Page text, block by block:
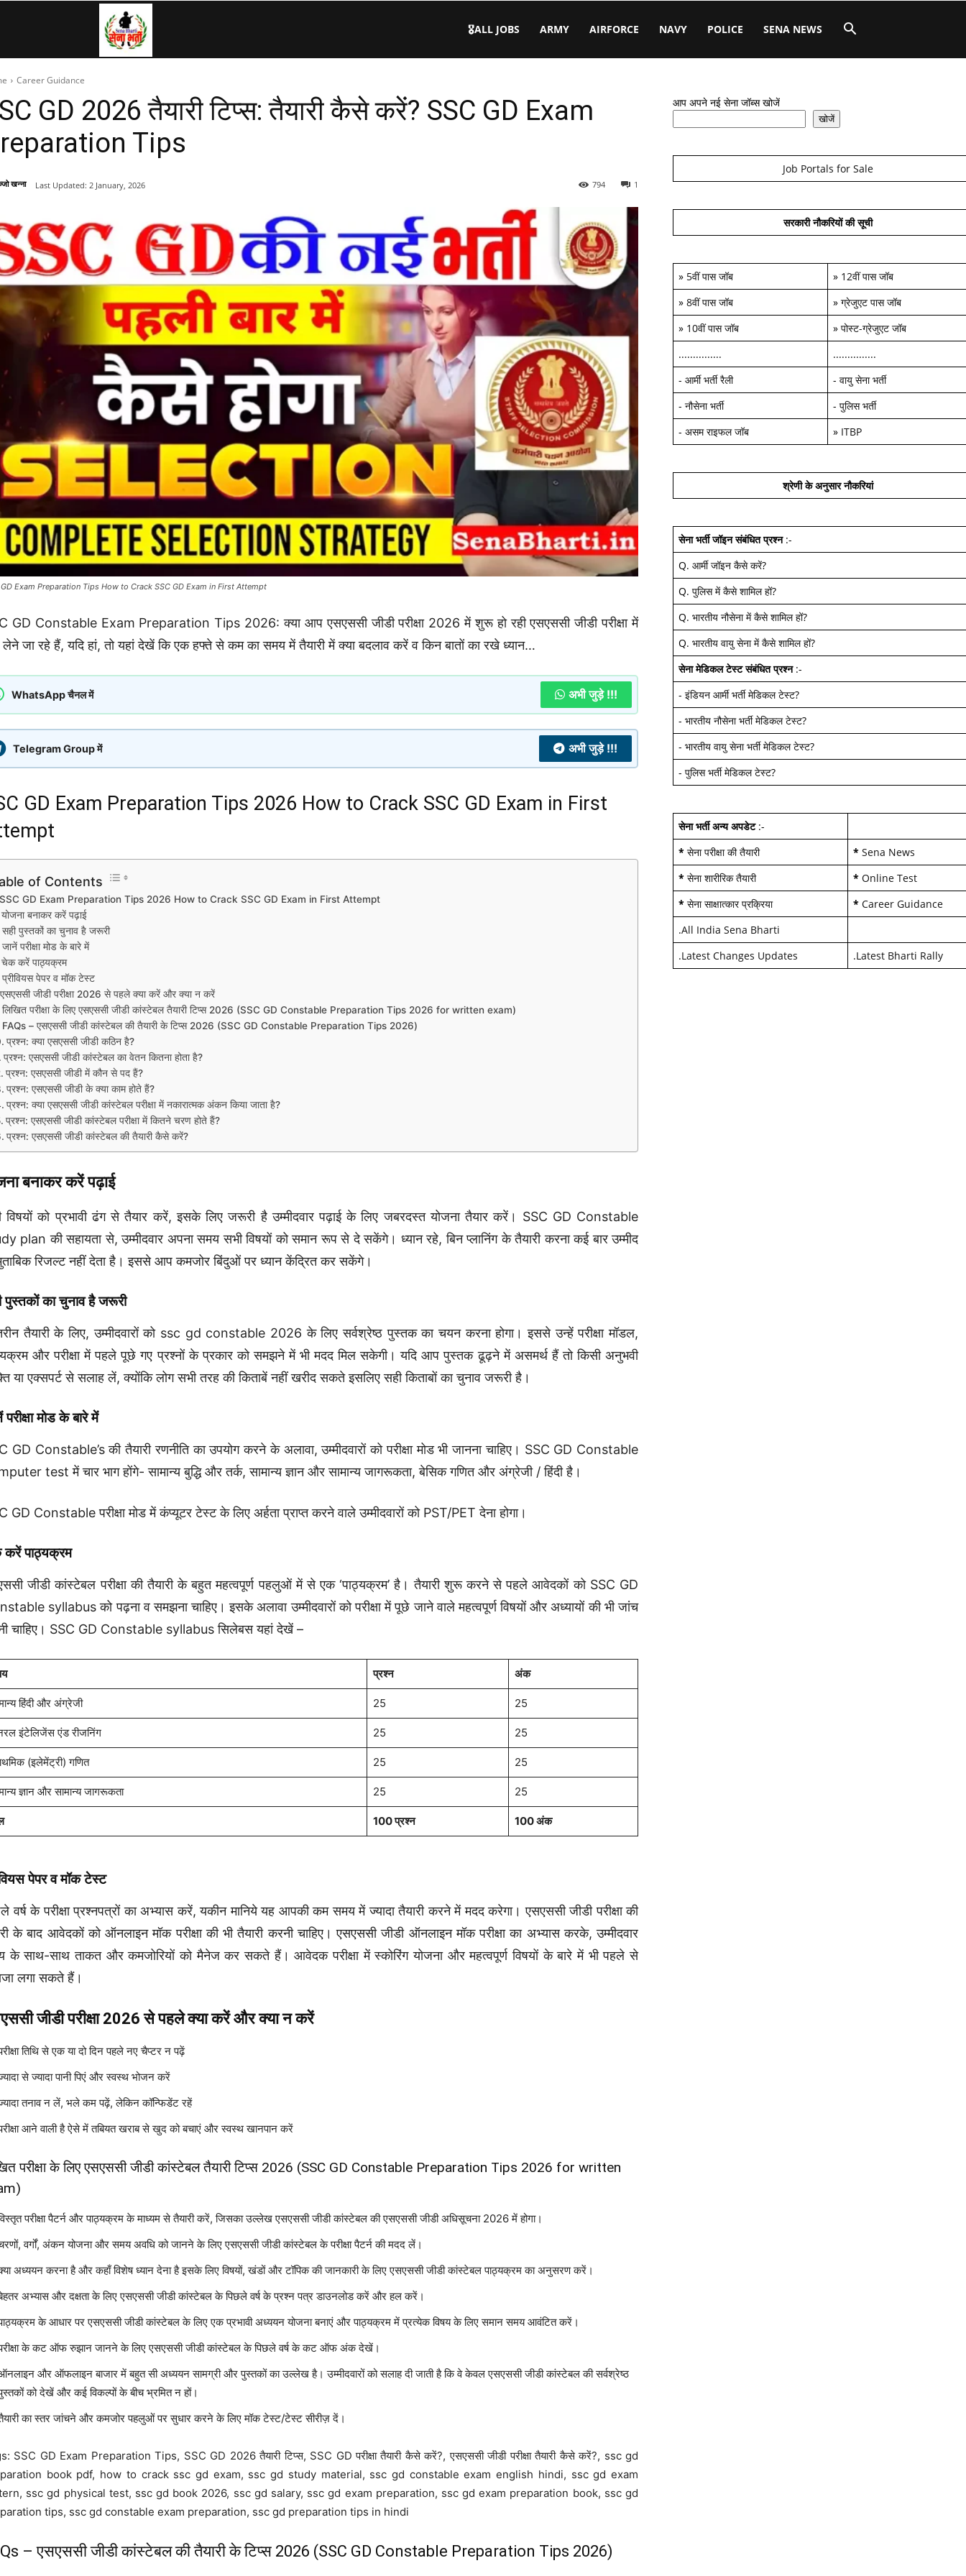
Army,
Airforce,
Police….
🎖️ALL JOBS ARMY AIRFORCE NAVY POLICE SENA NEWS
Career Guidance
GD 2026 तैयारी टिप्स: तैयारी कैसे करें? SSC GD Exam
Tips
खन्ना 1
794
Last Updated: 2 January, 2026
GD Exam Preparation Tips How to Crack SSC GD Exam in First Attempt
GD Constable Exam Preparation Tips 2026: क्या आप एसएससी जीडी परीक्षा 2026 में शुरू हो रही एसएससी जीडी परीक्षा में
लेने जा रहे हैं, यदि हां, तो यहां देखें कि एक हफ्ते से कम का समय में तै​यारी में क्या बदलाव करें व किन बातों का रखे ध्यान…
WhatsApp चैनल में अभी जुड़े !!!
Telegram Group में अभी जुड़े !!!
GD Exam Preparation Tips 2026 How to Crack SSC GD Exam in First
of Contents
GD Exam Preparation Tips 2026 How to Crack SSC GD Exam in First Attempt
योजना बनाकर करें पढ़ाई
सही पुस्तकों का चुनाव है जरूरी
जानें परीक्षा मोड के बारे में
चेक करें पाठ्यक्रम
प्रीवियस पेपर व मॉक टेस्ट
एसएससी जीडी परीक्षा 2026 से पहले क्या करें और क्या न करें
लिखित परीक्षा के लिए एसएससी जीडी कांस्टेबल तैयारी टिप्स 2026 (SSC GD Constable Preparation Tips 2026 for written exam)
FAQs – एसएससी जीडी कांस्टेबल की तैयारी के टिप्स 2026 (SSC GD Constable Preparation Tips 2026)
प्रश्न: क्या एसएससी जीडी कठिन है?
प्रश्न: एसएससी जीडी कांस्टेबल का वेतन कितना होता है?
प्रश्न: एसएससी जीडी में कौन से पद हैं?
प्रश्न: एसएससी जीडी के क्या काम होते हैं?
प्रश्न: क्या एसएससी जीडी कांस्टेबल परीक्षा में नकारात्मक अंकन किया जाता है?
प्रश्न: एसएससी जीडी कांस्टेबल परीक्षा में कितने चरण होते हैं?
प्रश्न: एसएससी जीडी कांस्टेबल की तैयारी कैसे करें?
बनाकर करें पढ़ाई
विषयों को प्रभावी ढंग से तैयार करें, इसके लिए जरूरी है उम्मीदवार पढ़ाई के लिए जबरदस्त योजना तैयार करें। SSC GD Constable
plan की सहायता से, उम्मीदवार अपना समय सभी विषयों को समान रूप से दे सकेंगे। ध्यान रहे, बिन प्लानिंग के तैयारी करना कई बार उम्मीद
रिजल्ट नहीं देता है। इससे आप कमजोर बिंदुओं पर ध्यान केंद्रित कर सकेंगे।
पुस्तकों का चुनाव है जरूरी
तैयारी के लिए, उम्मीदवारों को ssc gd constable 2026 के लिए सर्वश्रेष्ठ पुस्तक का चयन करना होगा। इससे उन्हें परीक्षा मॉडल,
और परीक्षा में पहले पूछे गए प्रश्नों के प्रकार को समझने में भी मदद मिल सकेगी। यदि आप पुस्तक ढूढ़ने में असमर्थ हैं तो किसी अनुभवी
या एक्सपर्ट से सलाह लें, क्योंकि लोग सभी तरह की किताबें नहीं खरीद सकते इसलिए सही किताबों का चुनाव जरूरी है।
परीक्षा मोड के बारे में
GD Constable’s की तैयारी रणनीति का उपयोग करने के अलावा, उम्मीदवारों को परीक्षा मोड भी जानना चाहिए। SSC GD Constable
test में चार भाग होंगे- सामान्य बुद्धि और तर्क, सामान्य ज्ञान और सामान्य जागरूकता, बेसिक गणित और अंग्रेजी / हिंदी है।
GD Constable परीक्षा मोड में कंप्यूटर टेस्ट के लिए अर्हता प्राप्त करने वाले उम्मीदवारों को PST/PET देना होगा।
पाठ्यक्रम
जीडी कांस्टेबल परीक्षा की तैयारी के बहुत महत्वपूर्ण पहलुओं में से एक ‘पाठ्यक्रम’ है। तैयारी शुरू करने से पहले आवेदकों को SSC GD
syllabus को पढ़ना व समझना चाहिए। इसके अलावा उम्मीदवारों को परीक्षा में पूछे जाने वाले महत्वपूर्ण विषयों और अध्यायों की भी जांच
चाहिए। SSC GD Constable syllabus सिलेबस यहां देखें –
प्रश्न अंक
हिंदी और अंग्रेजी 25 25
इंटेलिजेंस एंड रीजनिंग 25 25
(इलेमेंट्री) गणित 25 25
ज्ञान और सामान्य जागरूकता 25 25
100 प्रश्न 100 अंक
पेपर व मॉक टेस्ट
वर्ष के परीक्षा प्रश्नपत्रों का अभ्यास करें, यकीन मानिये यह आपकी कम समय में ज्यादा तैयारी करने में मदद करेगा। एसएससी जीडी परीक्षा की
के बाद आवेदकों को ऑनलाइन मॉक परीक्षा की भी तैयारी करनी चाहिए। एसएससी जीडी ऑनलाइन मॉक परीक्षा का अभ्यास करके, उम्मीदवार
के साथ-साथ ताकत और कमजोरियों को मैनेज कर सकते हैं। आवेदक परीक्षा में स्कोरिंग योजना और महत्वपूर्ण विषयों के बारे में भी पहले से
लगा सकते हैं।
जीडी परीक्षा 2026 से पहले क्या करें और क्या न करें
तिथि से एक या दो दिन पहले नए चैप्टर न पढ़ें
से ज्यादा पानी पिएं और स्वस्थ भोजन करें
तनाव न लें, भले कम पढ़ें, लेकिन कॉन्फिडेंट रहें
आने वाली है ऐसे में ​तबियत खराब से खुद को बचाएं और स्वस्थ खानपान करें
परीक्षा के लिए एसएससी जीडी कांस्टेबल तैयारी टिप्स 2026 (SSC GD Constable Preparation Tips 2026 for written
परीक्षा पैटर्न और पाठ्यक्रम के माध्यम से तैयारी करें, जिसका उल्लेख एसएससी जीडी कांस्टेबल की एसएससी जीडी अधिसूचना 2026 में होगा।
वर्गों, अंकन योजना और समय अवधि को जानने के लिए एसएससी जीडी कांस्टेबल के परीक्षा पैटर्न की मदद लें।
अध्ययन करना है और कहाँ विशेष ध्यान देना है इसके लिए विषयों, खंडों और टॉपिक की जानकारी के लिए एसएससी जीडी कांस्टेबल पाठ्यक्रम का अनुसरण करें।
अभ्यास और दक्षता के लिए एसएससी जीडी कांस्टेबल के पिछले वर्ष के प्रश्न पत्र डाउनलोड करें और हल करें।
के आधार पर एसएससी जीडी कांस्टेबल के लिए एक प्रभावी अध्ययन योजना बनाएं और पाठ्यक्रम में प्रत्येक विषय के लिए समान समय आवंटित करें।
के कट ऑफ रुझान जानने के लिए एसएससी जीडी कांस्टेबल के पिछले वर्ष के कट ऑफ अंक देखें।
और ऑफलाइन बाजार में बहुत सी अध्ययन सामग्री और पुस्तकों का उल्लेख है। उम्मीदवारों को सलाह दी जाती है कि वे केवल एसएससी जीडी कांस्टेबल की सर्वश्रेष्ठ
को देखें और कई विकल्पों के बीच भ्रमित न हों।
का स्तर जांचने और कमजोर पहलुओं पर सुधार करने के लिए मॉक टेस्ट/टेस्ट सीरीज़ दें।
SSC GD Exam Preparation Tips, SSC GD 2026 तैयारी टिप्स, SSC GD परीक्षा तैयारी कैसे करें?, एसएससी जीडी परीक्षा तैयारी कैसे करें?, ssc gd
book pdf, how to crack ssc gd exam, ssc gd study material, ssc gd constable exam english hindi, ssc gd exam
ssc gd physical test, ssc gd book 2026, ssc gd salary, ssc gd exam preparation, ssc gd exam preparation book, ssc gd
tips, ssc gd constable exam preparation, ssc gd preparation tips in hindi
– एसएससी जीडी कांस्टेबल की तैयारी के टिप्स 2026 (SSC GD Constable Preparation Tips 2026)
आप अपने नई सेना जॉब्स खोजें
खोजें
Job Portals for Sale
सरकारी नौकरियों की सूची
» 5वीं पास जॉब » 12वीं पास जॉब
» 8वीं पास जॉब » ग्रेजुएट पास जॉब
» 10वीं पास जॉब » पोस्ट-ग्रेजुएट जॉब
...............
...............
- आर्मी भर्ती रैली - वायु सेना भर्ती
- नौसेना भर्ती - पुलिस भर्ती
- असम राइफल जॉब » ITBP
श्रेणी के अनुसार नौकरियां
सेना भर्ती जॉइन संबंधित प्रश्न:-
Q. आर्मी जॉइन कैसे करें?
Q. पुलिस में कैसे शामिल हों?
Q. भारतीय नौसेना में कैसे शामिल हों?
Q. भारतीय वायु सेना में कैसे शामिल हों?
सेना मेडिकल टेस्ट संबंधित प्रश्न:-
- इंडियन आर्मी भर्ती मेडिकल टेस्ट?
- भारतीय नौसेना भर्ती मेडिकल टेस्ट?
- भारतीय वायु सेना भर्ती मेडिकल टेस्ट?
- पुलिस भर्ती मेडिकल टेस्ट?
सेना भर्ती अन्य अपडेट:-
* सेना परीक्षा की तैयारी * Sena News
* सेना शारीरिक तैयारी * Online Test
* सेना साक्षात्कार प्रक्रिया * Career Guidance
.All India Sena Bharti
.Latest Changes Updates .Latest Bharti Rally